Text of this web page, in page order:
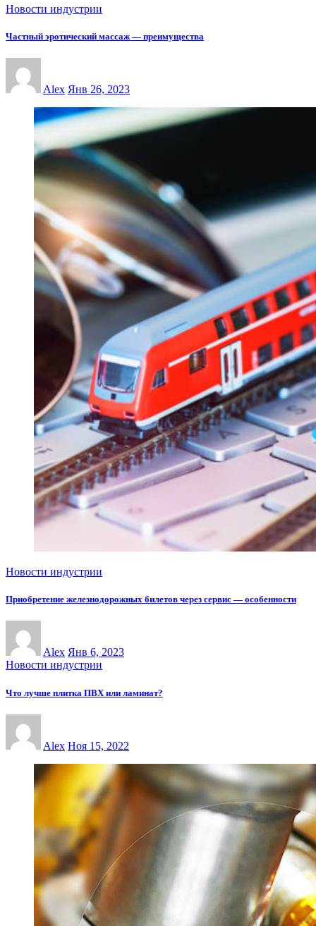
Новости индустрии
Частный эротический массаж — преимущества
Alex Янв 26, 2023
Новости индустрии
Приобретение железнодорожных билетов через сервис — особенности
Alex Янв 6, 2023
Новости индустрии
Что лучше плитка ПВХ или ламинат?
Alex Ноя 15, 2022